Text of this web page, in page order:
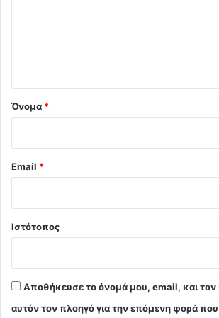
Όνομα *
Email *
Ιστότοπος
Αποθήκευσε το όνομά μου, email, και τον
αυτόν τον πλοηγό για την επόμενη φορά